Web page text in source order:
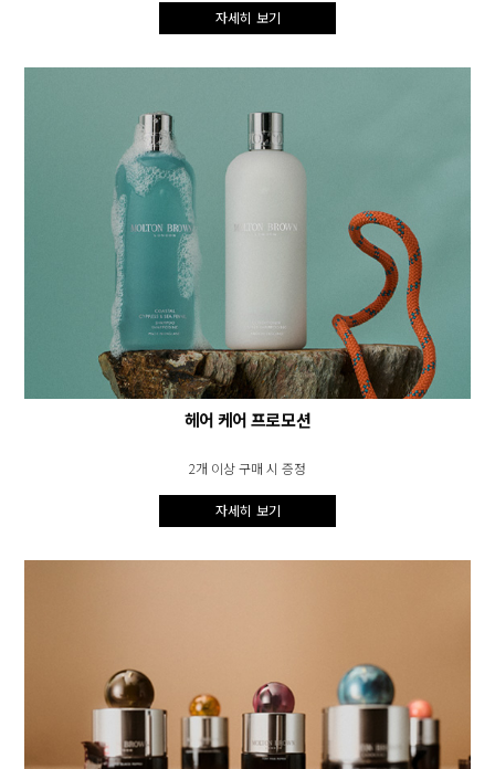
자세히 보기
헤어 케어 프로모션
2개 이상 구매 시 증정
자세히 보기